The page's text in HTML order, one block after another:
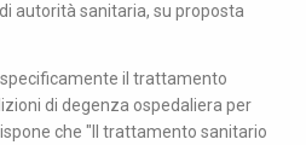
autorità sanitaria, su proposta
specificamente il trattamento
di degenza ospedaliera per
che "Il trattamento sanitario